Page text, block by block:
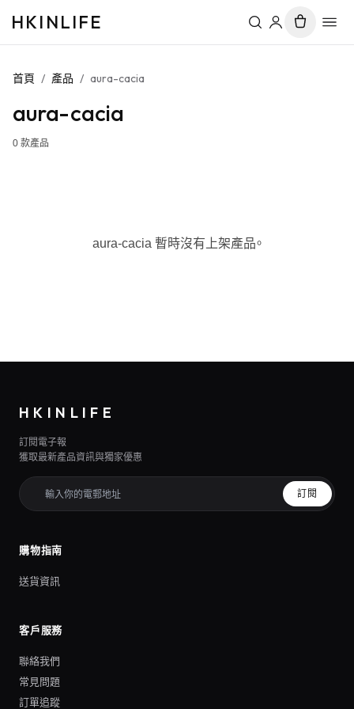
HKINLIFE
首頁 / 產品 / aura-cacia
aura-cacia
0 款產品
aura-cacia 暫時沒有上架產品。
HKINLIFE
訂閱電子報
獲取最新產品資訊與獨家優惠
訂閱
購物指南
送貨資訊
客戶服務
聯絡我們
常見問題
訂單追蹤